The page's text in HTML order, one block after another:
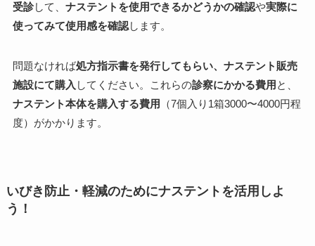
受診して、 ナステントを使用できるかどうかの確認や実際に
使ってみて使用感を確認します。
問題なければ処方指示書を発行してもらい、ナステント販売
施設にて購入 してください。これらの診察にかかる費用 と、
ナステント本体を購入する費用
（7個入り1箱3000〜4000円程
度）がかかります。
いびき防止・軽減のためにナステントを活用しよ
う！